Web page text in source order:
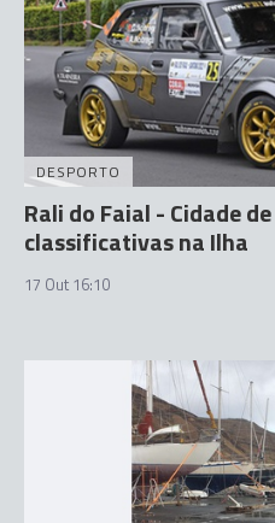
DESPORTO
Rali do Faial - Cidade
classificativas na Ilha
17 Out 16:10